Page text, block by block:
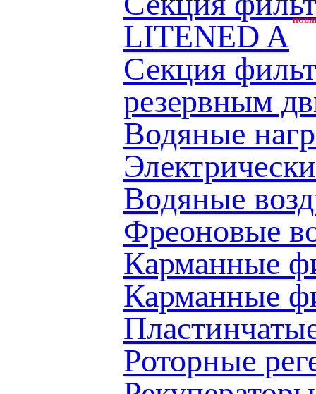
LITENED A
Секция
резервным
Водяные
Водяные
Фреоновые
Карманные
Карманные
Роторные